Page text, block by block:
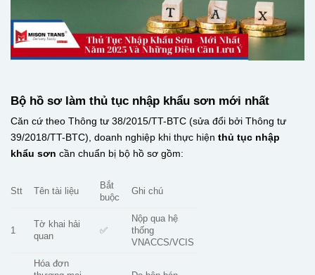
Bộ hồ sơ làm thủ tục nhập khẩu sơn mới nhất
Căn cứ theo Thông tư 38/2015/TT-BTC (sửa đổi bởi Thông tư
39/2018/TT-BTC), doanh nghiệp khi thực hiện thủ tục nhập
khẩu sơn cần chuẩn bị bộ hồ sơ gồm:
Stt Tên tài liệu
Bắt
buộc
Ghi chú
1
Tờ khai hải
quan
✅
Nộp qua hệ
thống
VNACCS/VCIS
Hóa đơn